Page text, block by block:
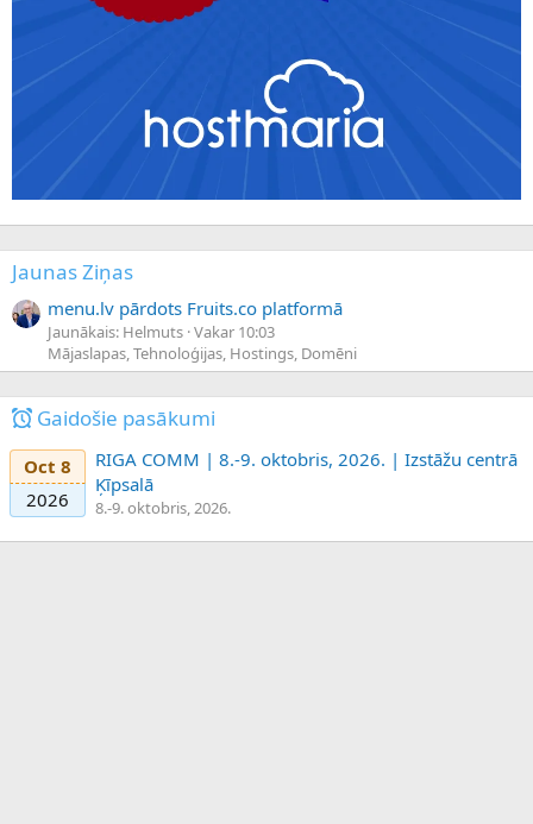
Jaunas Ziņas
menu.lv pārdots Fruits.co platformā
Jaunākais: Helmuts Vakar 10:03
Mājaslapas, Tehnoloģijas, Hostings, Domēni
Gaidošie pasākumi
Oct 8
2026
RIGA COMM | 8.-9. oktobris, 2026. | Izstāžu centrā
Ķīpsalā
8.-9. oktobris, 2026.